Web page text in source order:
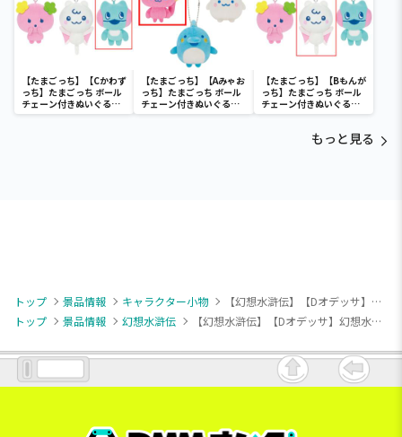
【たまごっち】【Cかわず
っち】たまごっち ボール
チェーン付きぬいぐるみ
～Tamagotchi
【たまごっち】【Aみゃお
っち】たまごっち ボール
チェーン付きぬいぐるみ
～Tamagotchi
【たまごっち】【Bもんが
っち】たまごっち ボール
チェーン付きぬいぐるみ
～Tamagotchi
もっと見る
トップ 景品情報 キャラクター小物
【幻想水滸伝】【Dオデッサ】幻想水滸伝 I&II HDリマスター 名シーンアクリルスタンドVol.1
トップ
景品情報 幻想水滸伝 【幻想水滸伝】【Dオデッサ】幻想水滸伝 I&II HDリマスター 名シーンアクリルスタンドVol.1